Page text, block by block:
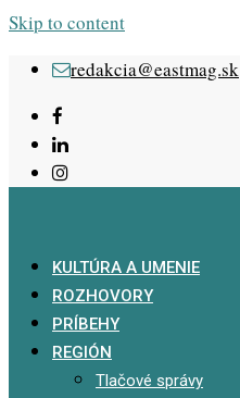
Skip to content
redakcia@eastmag.sk
KULTÚRA A UMENIE
ROZHOVORY
PRÍBEHY
REGIÓN
Tlačové správy